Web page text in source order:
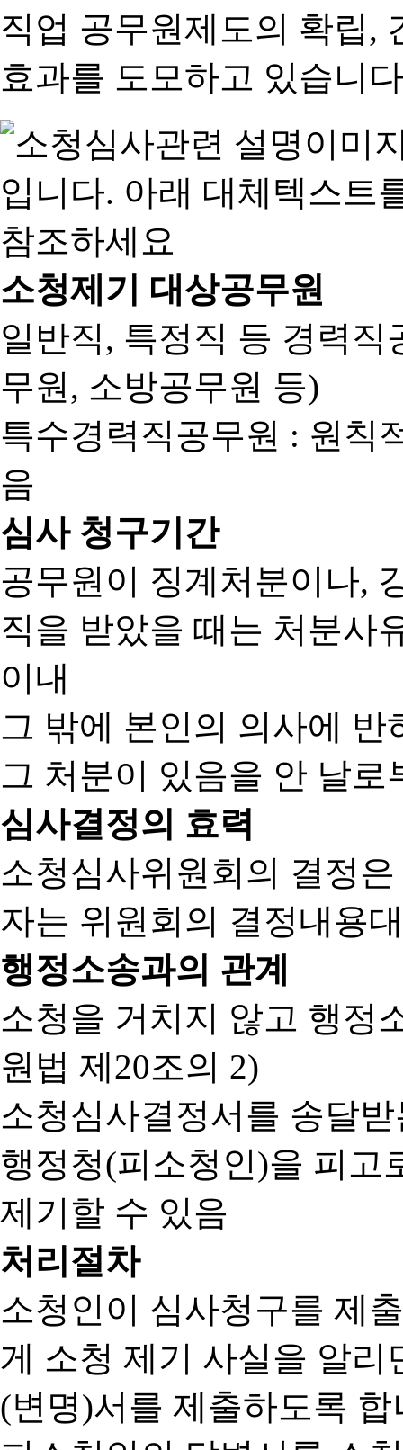
직업 공무원제도의 확립,
효과를 도모하고 있습니
소청제기 대상공무원
일반직, 특정직 등 경력
무원, 소방공무원 등)
특수경력직공무원 : 원칙
음
심사 청구기간
공무원이 징계처분이나,
직을 받았을 때는 처분사
이내
그 밖에 본인의 의사에
그 처분이 있음을 안 날로
심사결정의 효력
소청심사위원회의 결정
자는 위원회의 결정내용
행정소송과의 관계
소청을 거치지 않고 행정
원법 제20조의 2)
소청심사결정서를 송달
행정청(피소청인)을 피고
제기할 수 있음
처리절차
소청인이 심사청구를 제
게 소청 제기 사실을 알
(변명)서를 제출하도록 합